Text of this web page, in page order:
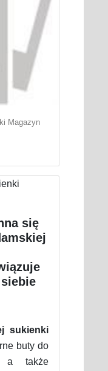
Magazyn
się
sukienki
buty do
a także